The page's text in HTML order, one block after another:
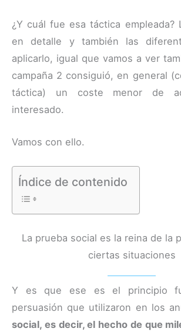
¿Y cuál fue esa táctica empleada?
en detalle y también las
aplicarlo, igual que vamos a ver
campaña 2 consiguió, en general
táctica) un coste menor de
interesado.
Vamos con ello.
Índice de contenido
La prueba social es la reina de la
ciertas situaciones
Y es que ese es el principio
persuasión que utilizaron en los
social, es decir, el hecho de que